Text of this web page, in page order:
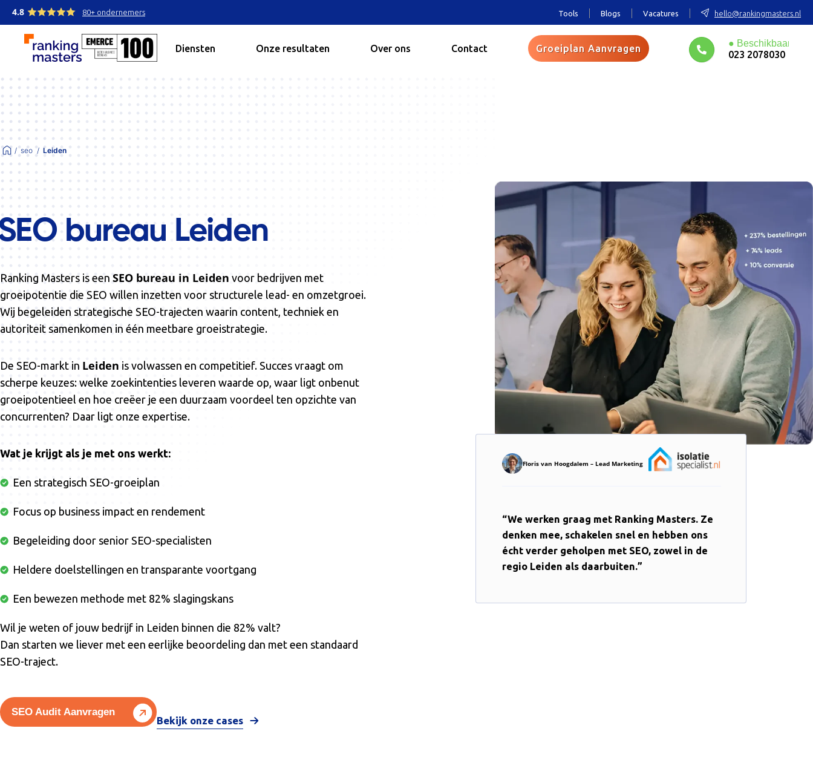
4.8 80+ ondernemers Tools Blogs Vacatures hello@rankingmasters.nl
Diensten Onze resultaten Over ons Contact Groeiplan Aanvragen
023 2078030
seo Leiden
bureau Leiden
Ranking Masters is een SEO bureau in Leiden voor bedrijven met
groeipotentie die SEO willen inzetten voor structurele lead- en omzetgroei.
Wij begeleiden strategische SEO-trajecten waarin content, techniek en
autoriteit samenkomen in één meetbare groeistrategie.
De SEO-markt in Leiden is volwassen en competitief. Succes vraagt om
scherpe keuzes: welke zoekintenties leveren waarde op, waar ligt onbenut
groeipotentieel en hoe creëer je een duurzaam voordeel ten opzichte van
concurrenten? Daar ligt onze expertise.
Wat je krijgt als je met ons werkt:
Een strategisch SEO-groeiplan
Focus op business impact en rendement
Begeleiding door senior SEO-specialisten
Heldere doelstellingen en transparante voortgang
Een bewezen methode met 82% slagingskans
Wil je weten of jouw bedrijf in Leiden binnen die 82% valt?
Dan starten we liever met een eerlijke beoordeling dan met een standaard
SEO-traject.
SEO Audit Aanvragen
Bekijk onze cases
Floris van Hoogdalem – Lead Marketing
“We werken graag met Ranking Masters. Ze
denken mee, schakelen snel en hebben ons
écht verder geholpen met SEO, zowel in de
regio Leiden als daarbuiten.”